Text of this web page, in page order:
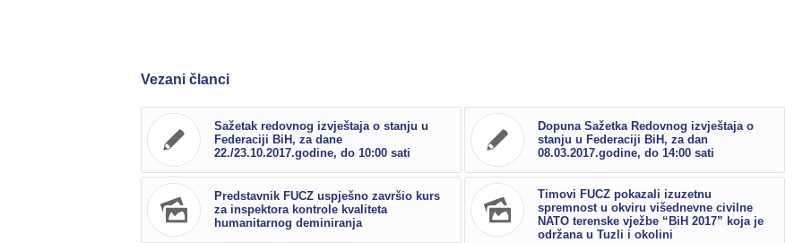
Vezani članci
Sažetak redovnog izvještaja o stanju u
Federaciji BiH, za dane
22./23.10.2017.godine, do 10:00 sati
Dopuna Sažetka Redovnog izvještaja o
stanju u Federaciji BiH, za dan
08.03.2017.godine, do 14:00 sati
Predstavnik FUCZ uspješno završio kurs
za inspektora kontrole kvaliteta
humanitarnog deminiranja
Timovi FUCZ pokazali izuzetnu
spremnost u okviru višednevne civilne
NATO terenske vježbe “BiH 2017” koja je
održana u Tuzli i okolini